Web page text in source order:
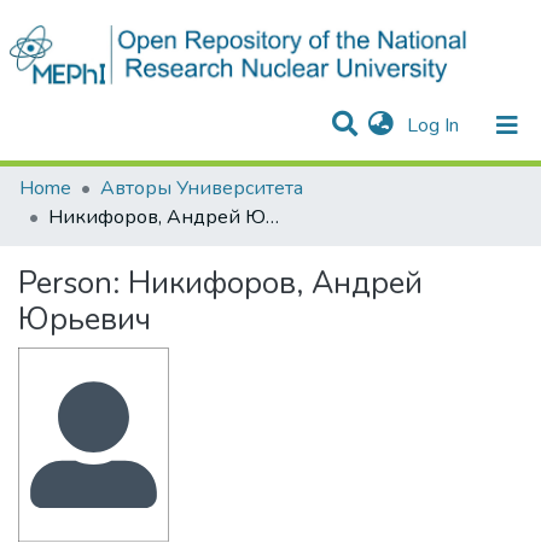
Log In (current)
Communities & Collections
Statistics
All of DSpace
Home
Авторы Университета
Никифоров, Андрей Юрьевич
Person: Никифоров, Андрей
Юрьевич